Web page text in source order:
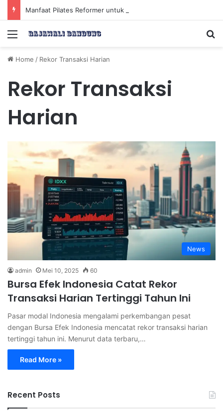
Menu
Home / Rekor Transaksi Harian
Rekor Transaksi
Harian
News
admin Mei 10, 2025 60
Bursa Efek Indonesia Catat Rekor
Transaksi Harian Tertinggi Tahun Ini
Pasar modal Indonesia mengalami perkembangan pesat
dengan Bursa Efek Indonesia mencatat rekor transaksi harian
tertinggi tahun ini. Menurut data terbaru,…
Read More »
Recent Posts